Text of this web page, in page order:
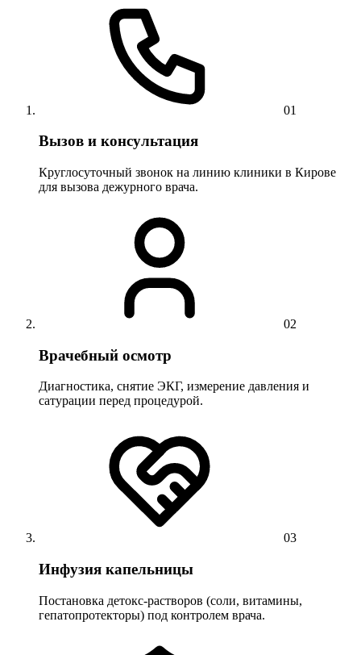
01
Вызов и консультация
Круглосуточный звонок на линию клиники в Кирове
для вызова дежурного врача.
02
Врачебный осмотр
Диагностика, снятие ЭКГ, измерение давления и
сатурации перед процедурой.
03
Инфузия капельницы
Постановка детокс-растворов (соли, витамины,
гепатопротекторы) под контролем врача.